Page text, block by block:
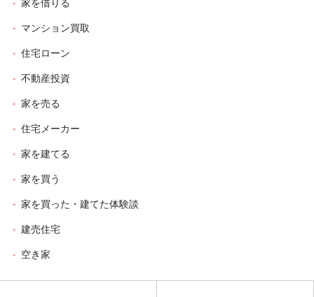
家を借りる
マンション買取
住宅ローン
不動産投資
家を売る
住宅メーカー
家を建てる
家を買う
家を買った・建てた体験談
建売住宅
空き家